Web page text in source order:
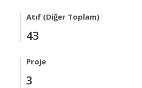
Atıf (Diğer Toplam)
43
Proje
3